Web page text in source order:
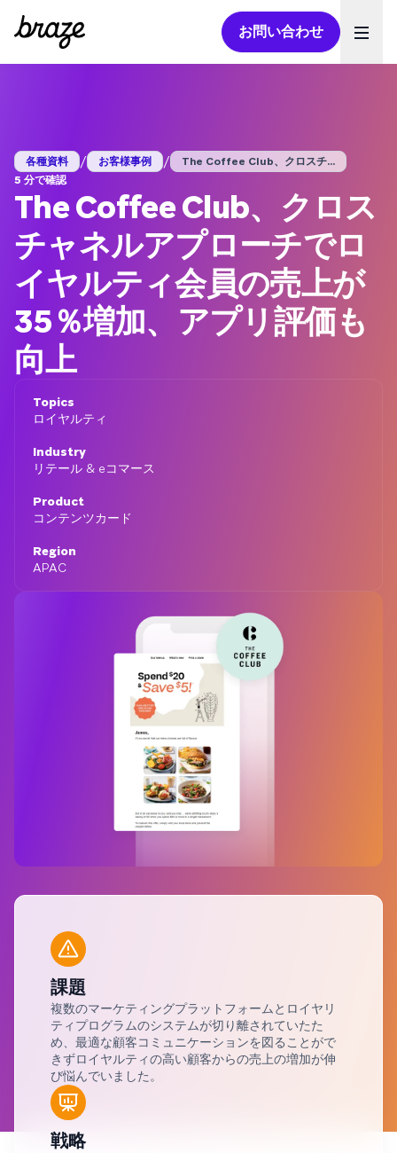
お問い合わせ
各種資料 / お客様事例 /
The Coffee Club、クロスチ...
5 分で確認
The Coffee Club、クロス
チャネルアプローチでロ
イヤルティ会員の売上が
35％増加、アプリ評価も
向上
Topics
ロイヤルティ
Industry
リテール & eコマース
Product
コンテンツカード
Region
APAC
課題
複数のマーケティングプラットフォームとロイヤリ
ティプログラムのシステムが切り離されていたた
め、最適な顧客コミュニケーションを図ることがで
きずロイヤルティの高い顧客からの売上の増加が伸
び悩んでいました。
戦略